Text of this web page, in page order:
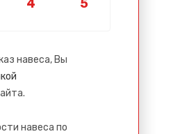
навеса, Вы
навеса по